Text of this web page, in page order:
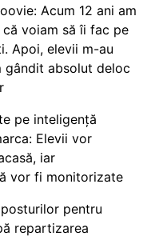
Acum 12 ani am
voiam să îi fac pe
Apoi, elevii m-au
gândit absolut deloc
pe inteligență
Elevii vor
iar
vor fi monitorizate
pentru
repartizarea